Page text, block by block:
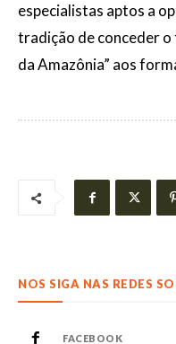
especialistas aptos a
tradição de conceder
da Amazônia” aos
NOS SIGA NAS REDES
FACEBOOK